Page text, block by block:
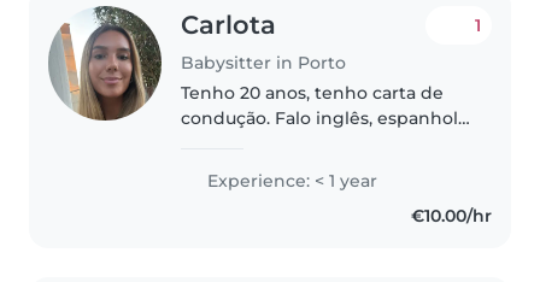
Carlota
Babysitter in Porto
1
Tenho 20 anos, tenho carta de
condução. Falo inglês, espanhol,
tenho facilidade em comunicar e
interagir com outras culturas e
idiomas. Pois tenho família..
Experience: < 1 year
€10.00/hr